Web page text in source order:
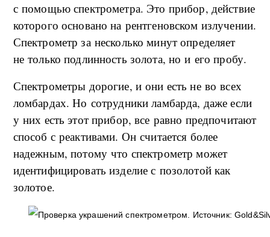
с помощью спектрометра. Это прибор, действие
которого основано на рентгеновском излучении.
Спектрометр за несколько минут определяет
не только подлинность золота, но и его пробу.
Спектрометры дорогие, и они есть не во всех
ломбардах. Но сотрудники ламбарда, даже если
у них есть этот прибор, все равно предпочитают
способ с реактивами. Он считается более
надежным, потому что спектрометр может
идентифицировать изделие с позолотой как
золотое.